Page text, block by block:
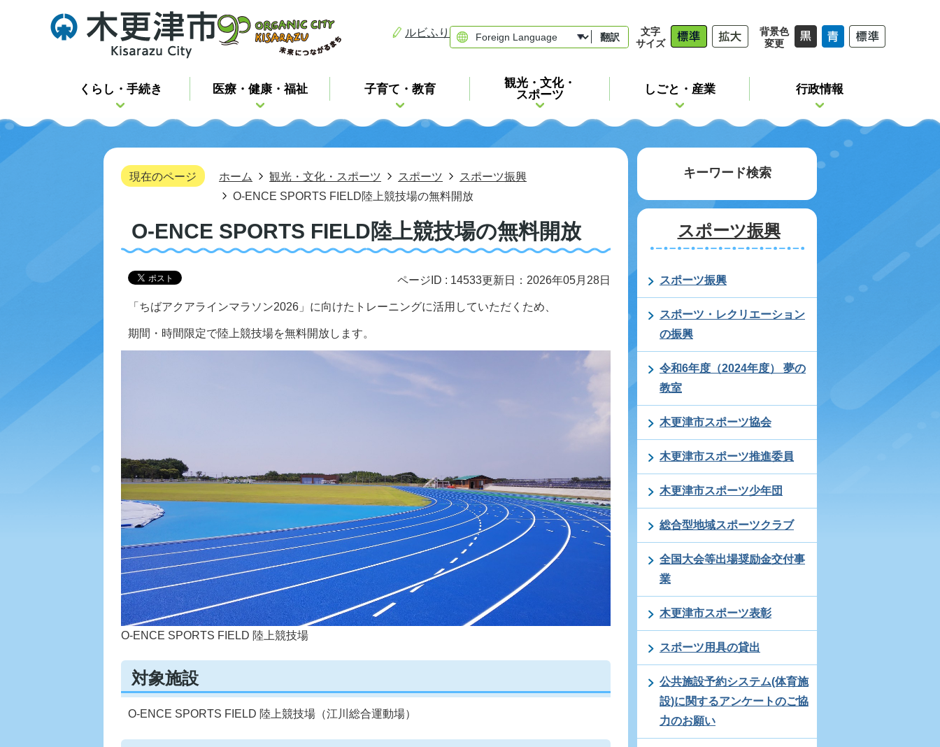
ルビふり 翻訳
文字
サイズ
背景色
変更
くらし・手続き 医療・健康・福祉 子育て・教育
観光・文化・
スポーツ
しごと・産業 行政情報
現在のページ ホーム 観光・文化・スポーツ スポーツ
スポーツ振興
O-ENCE SPORTS FIELD陸上競技場の無料開放
O-ENCE SPORTS FIELD陸上競技場の無料開放
ページID : 14533更新日：2026年05月28日
「ちばアクアラインマラソン2026」に向けたトレーニングに活用していただくため、
期間・時間限定で陸上競技場を無料開放します。
O-ENCE SPORTS FIELD 陸上競技場
対象施設
O-ENCE SPORTS FIELD 陸上競技場（江川総合運動場）
キーワード検索
スポーツ振興
スポーツ振興
スポーツ・レクリエーション
の振興
令和6年度（2024年度） 夢の
教室
木更津市スポーツ協会
木更津市スポーツ推進委員
木更津市スポーツ少年団
総合型地域スポーツクラブ
全国大会等出場奨励金交付事
業
木更津市スポーツ表彰
スポーツ用具の貸出
公共施設予約システム(体育施
設)に関するアンケートのご協
力のお願い